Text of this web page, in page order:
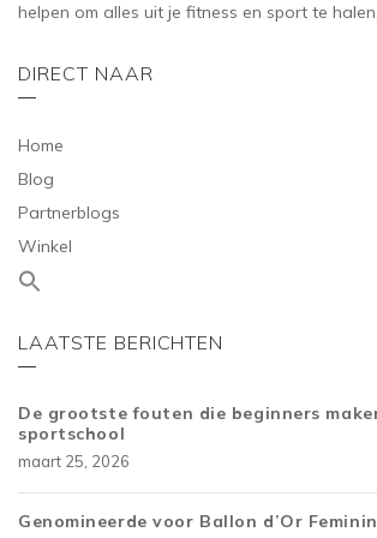
helpen om alles uit je fitness en sport te halen.
DIRECT NAAR
Home
Blog
Partnerblogs
Winkel
LAATSTE BERICHTEN
De grootste fouten die beginners
sportschool
maart 25, 2026
Genomineerde voor Ballon d’Or